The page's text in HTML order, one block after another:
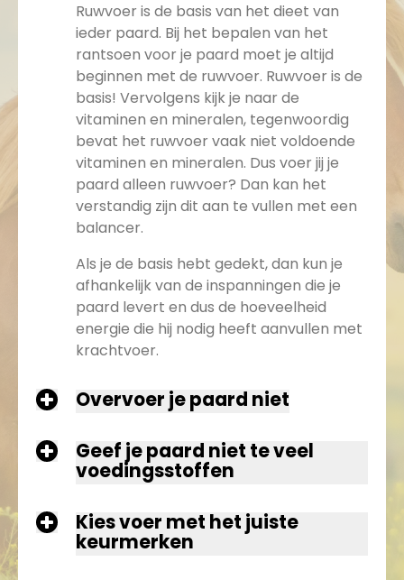
Ruwvoer is de basis van het dieet van
ieder paard. Bij het bepalen van het
rantsoen voor je paard moet je altijd
beginnen met de ruwvoer. Ruwvoer is de
basis! Vervolgens kijk je naar de
vitaminen en mineralen, tegenwoordig
bevat het ruwvoer vaak niet voldoende
vitaminen en mineralen. Dus voer jij je
paard alleen ruwvoer? Dan kan het
verstandig zijn dit aan te vullen met een
balancer.
Als je de basis hebt gedekt, dan kun je
afhankelijk van de inspanningen die je
paard levert en dus de hoeveelheid
energie die hij nodig heeft aanvullen met
krachtvoer.
Overvoer je paard niet
Geef je paard niet te veel
voedingsstoffen
Kies voer met het juiste
keurmerken